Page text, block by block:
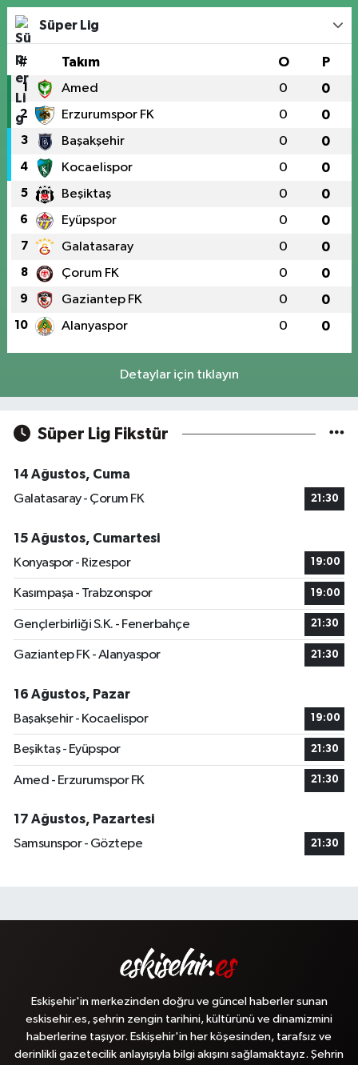
Süper Lig
# Takım O P
1 Amed 0 0
2 Erzurumspor FK 0 0
3 Başakşehir 0 0
4 Kocaelispor 0 0
5 Beşiktaş 0 0
6 Eyüpspor 0 0
7 Galatasaray 0 0
8 Çorum FK 0 0
9 Gaziantep FK 0 0
10 Alanyaspor 0 0
Detaylar için tıklayın
Süper Lig Fikstür
14 Ağustos, Cuma
Galatasaray - Çorum FK
21:30
15 Ağustos, Cumartesi
Konyaspor - Rizespor
19:00
Kasımpaşa - Trabzonspor 19:00
Gençlerbirliği S.K. - Fenerbahçe 21:30
Gaziantep FK - Alanyaspor 21:30
16 Ağustos, Pazar
Başakşehir - Kocaelispor
19:00
Beşiktaş - Eyüpspor 21:30
Amed - Erzurumspor FK 21:30
17 Ağustos, Pazartesi
Samsunspor - Göztepe
21:30
Eskişehir'in merkezinden doğru ve güncel haberler sunan
eskisehir.es, şehrin zengin tarihini, kültürünü ve dinamizmini
haberlerine taşıyor. Eskişehir'in her köşesinden, tarafsız ve
derinlikli gazetecilik anlayışıyla bilgi akışını sağlamaktayız. Şehrin